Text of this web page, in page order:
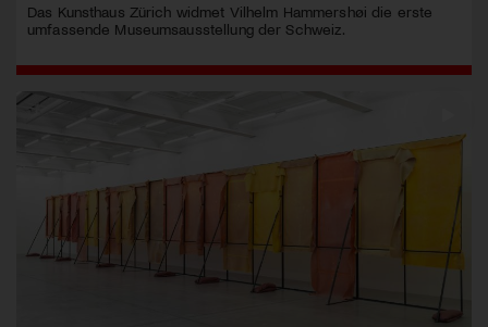
Das Kunsthaus Zürich widmet Vilhelm Hammershøi die erste
umfassende Museumsausstellung der Schweiz.